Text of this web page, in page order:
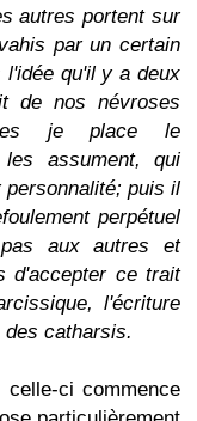
autres portent sur
par un certain
l'idée qu'il y a deux
de nos névroses
je place le
assument, qui
personnalité; puis il
perpétuel
aux autres et
d'accepter ce trait
l'écriture
catharsis.
celle-ci commence